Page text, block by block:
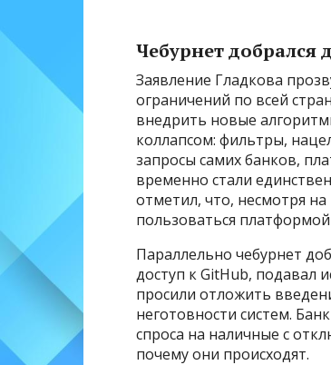
Чебурнет добрался
Заявление Гладкова
ограничений по всей
внедрить новые
коллапсом: фильтры,
запросы самих банков,
временно стали
отметил, что, несмотря
пользоваться
Параллельно чебурнет
доступ к GitHub, подавал
просили отложить
неготовности систем.
спроса на наличные с
почему они происходят.